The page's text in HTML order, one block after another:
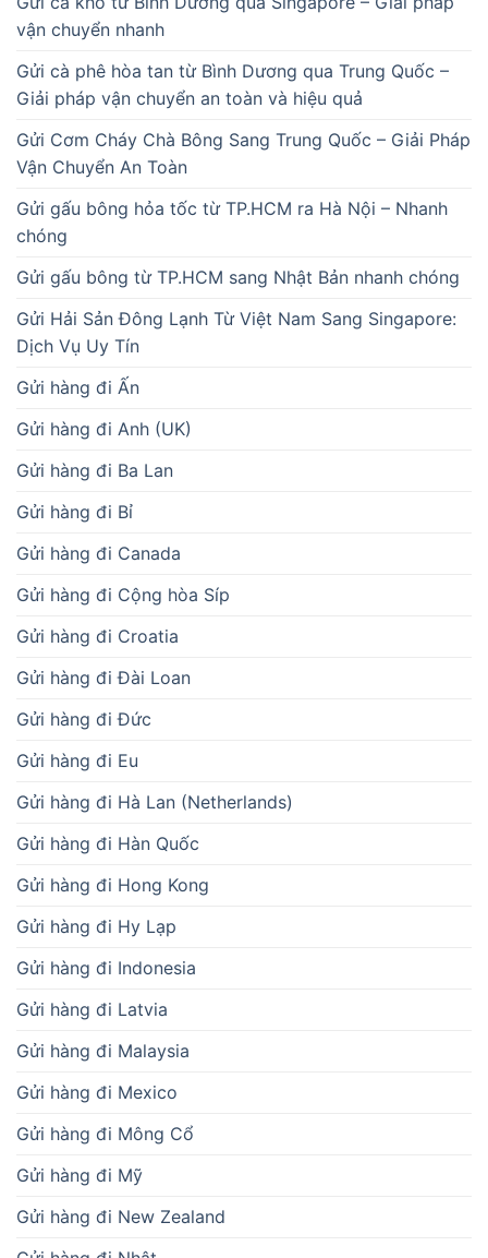
vận chuyển nhanh
Gửi cà phê hòa tan từ Bình Dương qua Trung Quốc –
Giải pháp vận chuyển an toàn và hiệu quả
Gửi Cơm Cháy Chà Bông Sang Trung Quốc – Giải Pháp
Vận Chuyển An Toàn
Gửi gấu bông hỏa tốc từ TP.HCM ra Hà Nội – Nhanh
chóng
Gửi gấu bông từ TP.HCM sang Nhật Bản nhanh chóng
Gửi Hải Sản Đông Lạnh Từ Việt Nam Sang Singapore:
Dịch Vụ Uy Tín
Gửi hàng đi Ấn
Gửi hàng đi Anh (UK)
Gửi hàng đi Ba Lan
Gửi hàng đi Bỉ
Gửi hàng đi Canada
Gửi hàng đi Cộng hòa Síp
Gửi hàng đi Croatia
Gửi hàng đi Đài Loan
Gửi hàng đi Đức
Gửi hàng đi Eu
Gửi hàng đi Hà Lan (Netherlands)
Gửi hàng đi Hàn Quốc
Gửi hàng đi Hong Kong
Gửi hàng đi Hy Lạp
Gửi hàng đi Indonesia
Gửi hàng đi Latvia
Gửi hàng đi Malaysia
Gửi hàng đi Mexico
Gửi hàng đi Mông Cổ
Gửi hàng đi Mỹ
Gửi hàng đi New Zealand